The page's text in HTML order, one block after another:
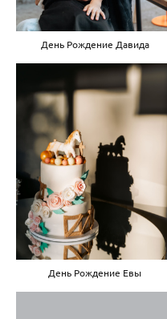
День Рождение Давида
День Рождение Евы